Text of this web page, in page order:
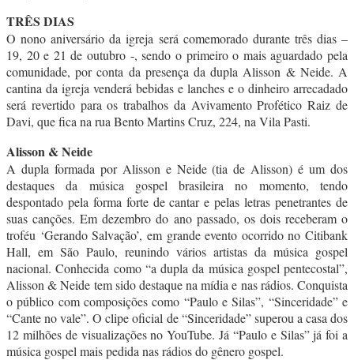
TRÊS DIAS
O nono aniversário da igreja será comemorado durante três dias –
19, 20 e 21 de outubro -, sendo o primeiro o mais aguardado pela
comunidade, por conta da presença da dupla Alisson & Neide. A
cantina da igreja venderá bebidas e lanches e o dinheiro arrecadado
será revertido para os trabalhos da Avivamento Profético Raiz de
Davi, que fica na rua Bento Martins Cruz, 224, na Vila Pasti.
Alisson & Neide
A dupla formada por Alisson e Neide (tia de Alisson) é um dos
destaques da música gospel brasileira no momento, tendo
despontado pela forma forte de cantar e pelas letras penetrantes de
suas canções. Em dezembro do ano passado, os dois receberam o
troféu ‘Gerando Salvação’, em grande evento ocorrido no Citibank
Hall, em São Paulo, reunindo vários artistas da música gospel
nacional. Conhecida como “a dupla da música gospel pentecostal”,
Alisson & Neide tem sido destaque na mídia e nas rádios. Conquista
o público com composições como “Paulo e Silas”, “Sinceridade” e
“Cante no vale”. O clipe oficial de “Sinceridade” superou a casa dos
12 milhões de visualizações no YouTube. Já “Paulo e Silas” já foi a
música gospel mais pedida nas rádios do gênero gospel.